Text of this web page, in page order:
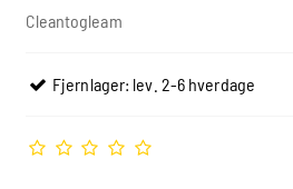
Cleantogleam
Fjernlager: lev. 2-6 hverdage